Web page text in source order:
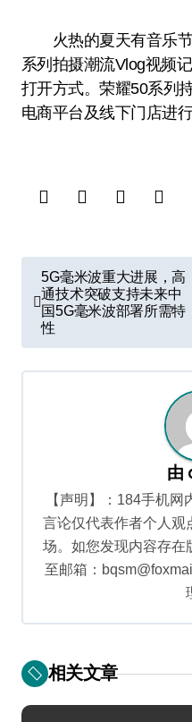
火热的夏天有音乐节
系列拍摄潮流Vlog视频
打开方式。荣耀50系列
电商平台及线下门店进行
文
章
导
5G毫米波重大进展，高
通技术突破支持未来中
国5G毫米波部署所需特
性
由
【声明】：184手机
言论仅代表作者个人观
场。如您发现内容存在
至邮箱：
相关文章